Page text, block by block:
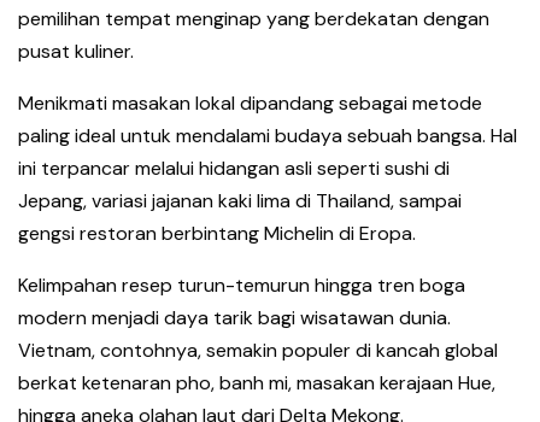
pemilihan tempat menginap yang berdekatan dengan
pusat kuliner.
Menikmati masakan lokal dipandang sebagai metode
paling ideal untuk mendalami budaya sebuah bangsa. Hal
ini terpancar melalui hidangan asli seperti sushi di
Jepang, variasi jajanan kaki lima di Thailand, sampai
gengsi restoran berbintang Michelin di Eropa.
Kelimpahan resep turun-temurun hingga tren boga
modern menjadi daya tarik bagi wisatawan dunia.
Vietnam, contohnya, semakin populer di kancah global
berkat ketenaran pho, banh mi, masakan kerajaan Hue,
hingga aneka olahan laut dari Delta Mekong.